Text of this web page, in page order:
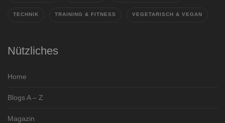
TECHNIK TRAINING & FITNESS VEGETARISCH & VEGAN
Nützliches
Home
Blogs A – Z
Magazin